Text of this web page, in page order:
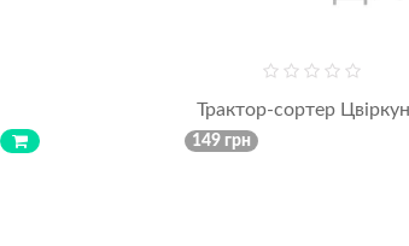
Трактор-сортер
149 грн